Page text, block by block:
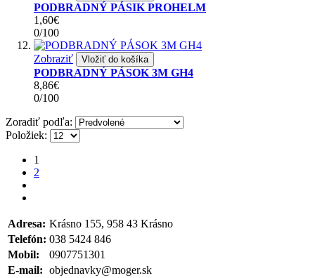
PODBRADNÝ PÁSIK PROHELM
1,60€
0/100
Zobraziť Vložiť do košíka
PODBRADNÝ PÁSOK 3M GH4
8,86€
0/100
Zoradiť podľa:
Položiek:
1
2
Adresa: Krásno 155, 958 43 Krásno
Telefón: 038 5424 846
Mobil:
0907751301
E-mail: objednavky@moger.sk